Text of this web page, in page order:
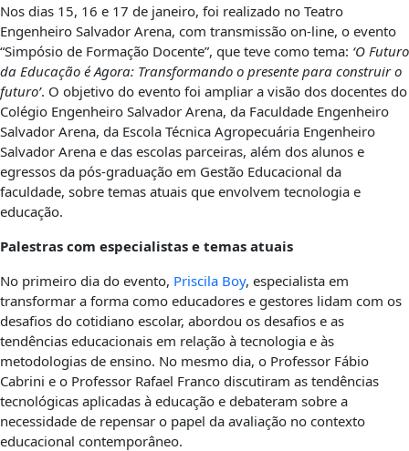
Nos dias 15, 16 e 17 de janeiro, foi realizado no Teatro
Engenheiro Salvador Arena, com transmissão on-line, o evento
“Simpósio de Formação Docente”, que teve como tema: ‘O Futuro
da Educação é Agora: Transformando o presente para construir o
futuro’. O objetivo do evento foi ampliar a visão dos docentes do
Colégio Engenheiro Salvador Arena, da Faculdade Engenheiro
Salvador Arena, da Escola Técnica Agropecuária Engenheiro
Salvador Arena e das escolas parceiras, além dos alunos e
egressos da pós-graduação em Gestão Educacional da
faculdade, sobre temas atuais que envolvem tecnologia e
educação.
Palestras com especialistas e temas atuais
No primeiro dia do evento, Priscila Boy, especialista em
transformar a forma como educadores e gestores lidam com os
desafios do cotidiano escolar, abordou os desafios e as
tendências educacionais em relação à tecnologia e às
metodologias de ensino. No mesmo dia, o Professor Fábio
Cabrini e o Professor Rafael Franco discutiram as tendências
tecnológicas aplicadas à educação e debateram sobre a
necessidade de repensar o papel da avaliação no contexto
educacional contemporâneo.